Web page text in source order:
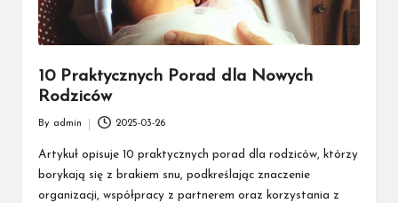
10 Praktycznych Porad dla Nowych
Rodziców
by
By admin 2025-03-26
Artykuł opisuje 10 praktycznych porad dla rodziców, którzy
borykają się z brakiem snu, podkreślając znaczenie
organizacji, współpracy z partnerem oraz korzystania z